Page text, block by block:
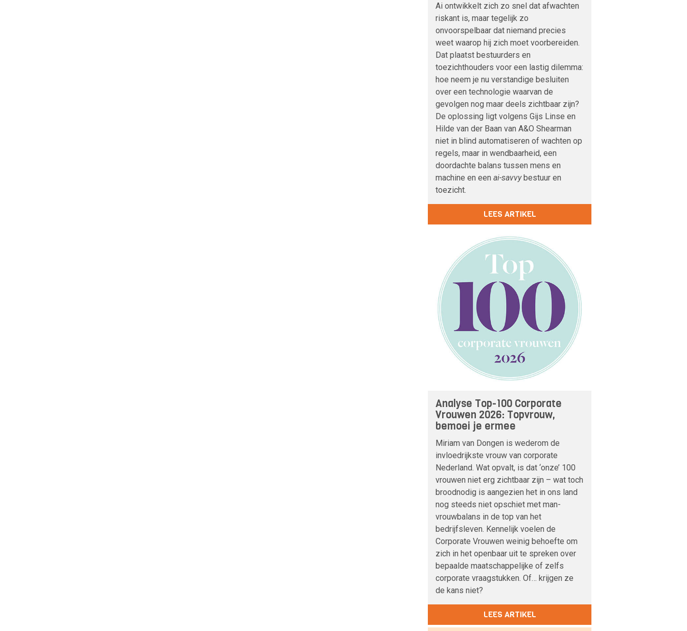
Ai ontwikkelt zich zo snel dat afwachten
riskant is, maar tegelijk zo
onvoorspelbaar dat niemand precies
weet waarop hij zich moet voorbereiden.
Dat plaatst bestuurders en
toezichthouders voor een lastig dilemma:
hoe neem je nu verstandige besluiten
over een technologie waarvan de
gevolgen nog maar deels zichtbaar zijn?
De oplossing ligt volgens Gijs Linse en
Hilde van der Baan van A&O Shearman
niet in blind automatiseren of wachten op
regels, maar in wendbaarheid, een
doordachte balans tussen mens en
machine en een ai-savvybestuur en
toezicht.
LEES ARTIKEL
Analyse Top-100 Corporate
Vrouwen 2026: Topvrouw,
bemoei je ermee
Miriam van Dongen is wederom de
invloedrijkste vrouw van corporate
Nederland. Wat opvalt, is dat ‘onze’ 100
vrouwen niet erg zichtbaar zijn – wat toch
broodnodig is aangezien het in ons land
nog steeds niet opschiet met man-
vrouwbalans in de top van het
bedrijfsleven. Kennelijk voelen de
Corporate Vrouwen weinig behoefte om
zich in het openbaar uit te spreken over
bepaalde maatschappelijke of zelfs
corporate vraagstukken. Of… krijgen ze
de kans niet?
LEES ARTIKEL